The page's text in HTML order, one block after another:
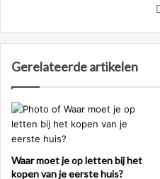
Gerelateerde artikelen
Waar moet je op letten bij het
kopen van je eerste huis?